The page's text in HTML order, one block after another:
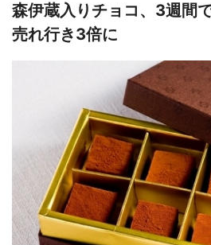
森伊蔵入りチョコ、3週間
売れ行き3倍に